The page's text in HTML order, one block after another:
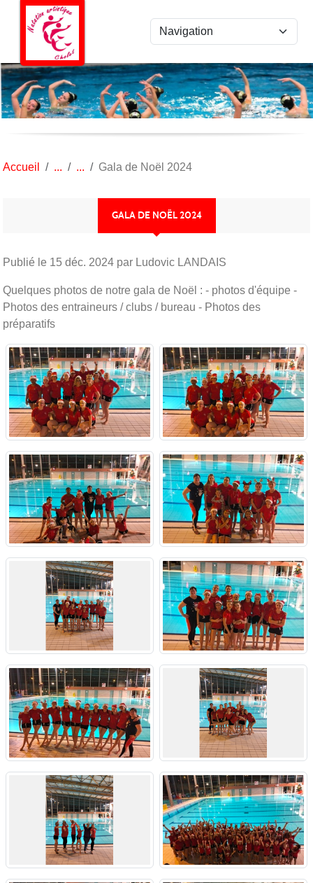
Accueil Gala de Noël 2024
GALA DE NOËL 2024
Publié le 15 déc. 2024 par Ludovic LANDAIS
Quelques photos de notre gala de Noël : - photos d'équipe -
Photos des entraineurs / clubs / bureau - Photos des
préparatifs
Panneau de gestion des cookies